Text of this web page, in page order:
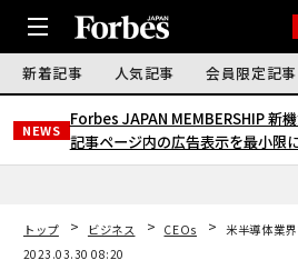
新着記事 人気記事 会員限定記事
NEWS
Forbes JAPAN MEMBERSHIP 新機
記事ページ内の広告表示を最小限
トップ ビジネス CEOs
米半導体業
2023.03.30 08:20